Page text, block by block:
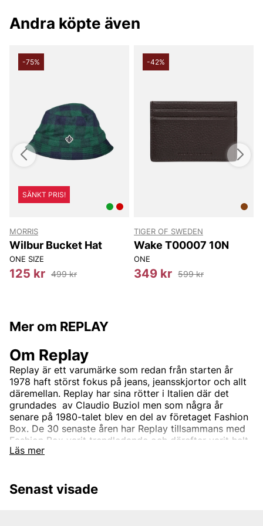
Tack för att du handlar i vår webbshop. Besök oss även i vår
butik i Vingåker.Läs mer påwww.vfo.se
Andra köpte även
-75%
SÄNKT PRIS!
MORRIS
Wilbur Bucket Hat
ONE SIZE
125 kr 499 kr
-42%
TIGER OF SWEDEN
Wake T00007 10N
ONE
349 kr 599 kr
Mer om REPLAY
Läs mer
Om Replay
Replay är ett varumärke som redan från starten år
1978 haft störst fokus på jeans, jeansskjortor och allt
däremellan. Replay har sina rötter i Italien där det
grundades av Claudio Buziol men som några år
senare på 1980-talet blev en del av företaget Fashion
Box. De 30 senaste åren har Replay tillsammans med
Fashion Box varit trendledande och därefter varit helt
synonymt med hög standard och god kvalite. Detta
hos flertalet återförsäljare varje dag.
Senast visade